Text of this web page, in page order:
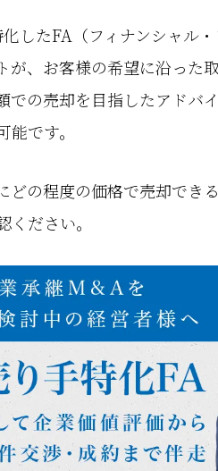
したFA（フィナンシャル
が、お客様の希望に沿った
での売却を目指したアドバ
です。
どの程度の価格で売却でき
ださい。